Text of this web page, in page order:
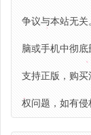
争议与本站无
脑或手机中彻
支持正版，购买
权问题，如有侵